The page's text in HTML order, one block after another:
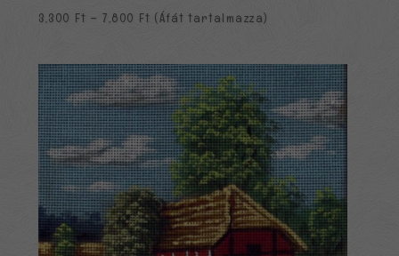
3,300 Ft – 7,800 Ft Ártartomány:
7,800 Ft
(Áfát tartalmazza)